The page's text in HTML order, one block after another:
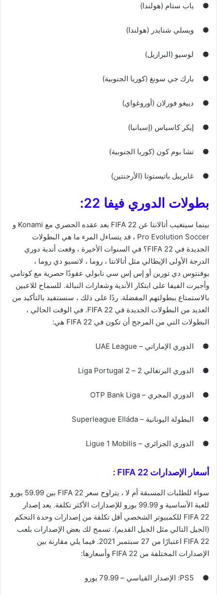
● ياب ستام (هولندا)
● ويسلي شنايدر (هولندا)
● لوسيو (البرازيل)
● بارك جي سونغ (كوريا الجنوبية)
● دييغو فورلان (أوروغواي)
● إيكر كاسياس (إسبانيا)
● تشا بوم كون (كوريا الجنوبية)
● غابرييل باتيستوتا (الأرجنتين)
بطولات الدوري فيفا 22:
بينما سيتغيب أتالانتا عن FIFA 22 بعد عقده الحصري مع Konami و
Pro Evolution Soccer ، قد يتساءل المرء ما هي البطولات
الجديدة في FIFA 22؟ في السنوات الأخيرة ، وقعت أندية دوري
الدرجة الأولى الإيطالي مثل أتالانتا ، روما ، لاتسيو دي روما ،
يوفنتوس دي تورين أو إس إس سي نابولي عقودًا حصرية مع كونامي
وأجبرت الفيفا على ابتكار الأندية وشعارات النبالة. للسماح للاعبين
بالاستمتاع ببطولتهم المفضلة. ردًا على ذلك ، سنستفيد بالتأكيد من
العديد من البطولات الجديدة في FIFA 22. في الوقت الحالي ،
البطولات التي من المرجح أن تكون في FIFA 22 هي:
● الدوري الإماراتي – UAE League
● الدوري البرتغالي 2 – Liga Portugal 2
● الدوري المجري – OTP Bank Liga
● البطولة اليونانية – Superleague Elláda
● الدوري الجزائري – Ligue 1 Mobilis
أسعار الإصدارات FIFA 22 :
سواء للطلبات المسبقة أم لا ، يتراوح سعر FIFA 22 بين 59.99 يورو
للعبة الأساسية و 99.99 يورو للإصدارات الأكثر تكلفة. يعد إصدار
FIFA 22 للكمبيوتر الشخصي أقل تكلفة من إصدارات وحدة التحكم
(الجيل التالي مثل الجيل القديم). تسمح لك بعض الإصدارات بلعب
FIFA 22 اعتبارًا من 27 سبتمبر 2021. فيما يلي مقارنة بين
الإصدارات المختلفة من FIFA 22 وأسعارها:
● PS5: الإصدار القياسي – 79.99 يورو